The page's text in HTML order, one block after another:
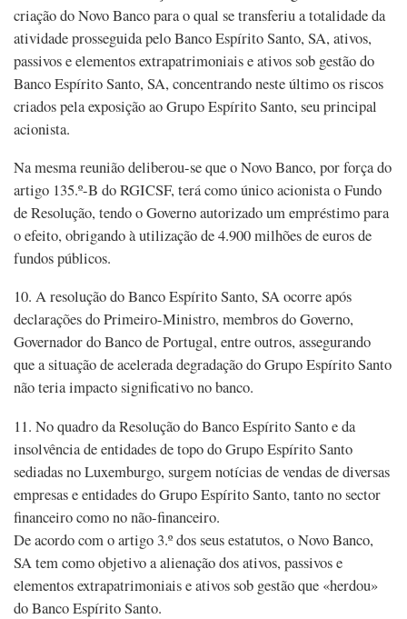
criação do Novo Banco para o qual se transferiu a totalidade da
atividade prosseguida pelo Banco Espírito Santo, SA, ativos,
passivos e elementos extrapatrimoniais e ativos sob gestão do
Banco Espírito Santo, SA, concentrando neste último os riscos
criados pela exposição ao Grupo Espírito Santo, seu principal
acionista.
Na mesma reunião deliberou-se que o Novo Banco, por força do
artigo 135.º-B do RGICSF, terá como único acionista o Fundo
de Resolução, tendo o Governo autorizado um empréstimo para
o efeito, obrigando à utilização de 4.900 milhões de euros de
fundos públicos.
10. A resolução do Banco Espírito Santo, SA ocorre após
declarações do Primeiro-Ministro, membros do Governo,
Governador do Banco de Portugal, entre outros, assegurando
que a situação de acelerada degradação do Grupo Espírito Santo
não teria impacto significativo no banco.
11. No quadro da Resolução do Banco Espírito Santo e da
insolvência de entidades de topo do Grupo Espírito Santo
sediadas no Luxemburgo, surgem notícias de vendas de diversas
empresas e entidades do Grupo Espírito Santo, tanto no sector
financeiro como no não-financeiro.
De acordo com o artigo 3.º dos seus estatutos, o Novo Banco,
SA tem como objetivo a alienação dos ativos, passivos e
elementos extrapatrimoniais e ativos sob gestão que «herdou»
do Banco Espírito Santo.